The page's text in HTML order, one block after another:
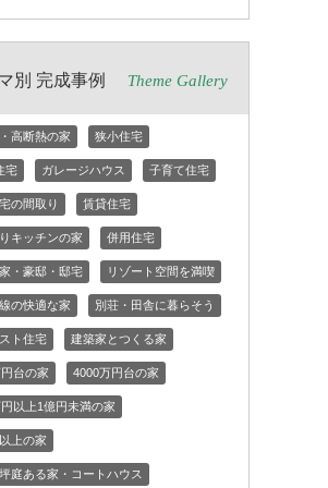
別 完成事例 Theme Gallery
高断熱の家 狭小住宅
宅 ガレージハウス 子育て住宅
の間取り 賃貸住宅
キッチンの家 併用住宅
・豪邸・邸宅 リゾート空間を満喫
の快適な家 別荘・田舎に暮らそう
ト住宅 建築家とつくる家
台の家 4000万円台の家
以上1億円未満の家
上の家
庭ある家・コートハウス